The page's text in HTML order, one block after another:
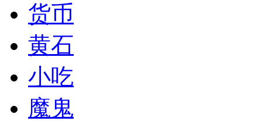
货币
黄石
小吃
魔鬼